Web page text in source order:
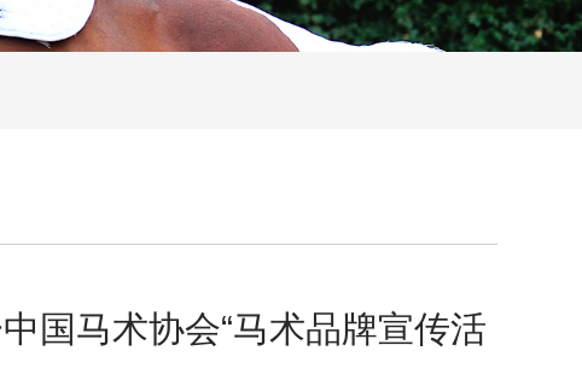
国马术协会“马术品牌宣传活